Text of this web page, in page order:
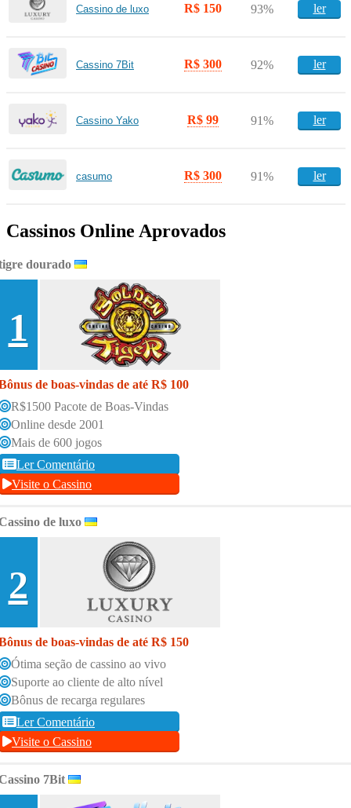
Cassino de luxo R$ 150 93% ler
Cassino 7Bit R$ 300 92% ler
Cassino Yako R$ 99 91% ler
casumo R$ 300 91% ler
Cassinos Online Aprovados
dourado
1
de boas-vindas de até R$ 100
R$1500 Pacote de Boas-Vindas
Online desde 2001
Mais de 600 jogos
Ler Comentário
Visite o Cassino
de luxo
2
de boas-vindas de até R$ 150
Ótima seção de cassino ao vivo
Suporte ao cliente de alto nível
Bônus de recarga regulares
Ler Comentário
Visite o Cassino
7Bit